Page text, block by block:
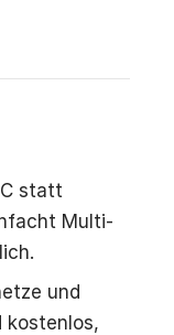
statt
Multi-
und
kostenlos,